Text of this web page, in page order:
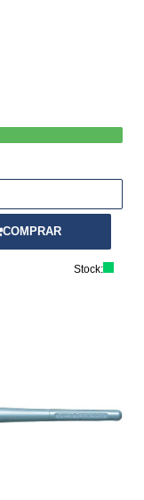
COMPRAR
Stock: